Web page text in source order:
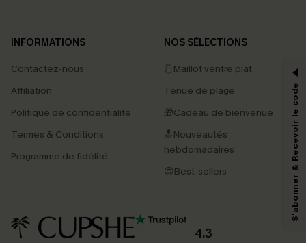
INFORMATIONS
Contactez-nous
Affiliation
Politique de confidentialité
Termes & Conditions
Programme de fidélité
NOS SÉLECTIONS
🩱Maillot ventre plat
Tenue de plage
🎁Cadeau de bienvenue
🔝Nouveautés
hebdomadaires
😍Best-sellers
4.3
PROFITEZ DE -15%
-15% dès 2 Achetés par E-mail
*Un code par commande, valable une seule fois.
En soumettant votre adresse e-mail, vous acceptez de recevoir des e-mails
marketing (y compris du contenu généré par l'IA) de Cupshe et
reconnaissez avoir pris connaissance de nos
pouvons utiliser les données collectées sur notre site ainsi que des
produits susceptibles de vous intéresser, conformément à notre
Politique de
confidentialité
. Vous pouvez vous désabonner à tout moment.
S'abonner & Recevoir le code